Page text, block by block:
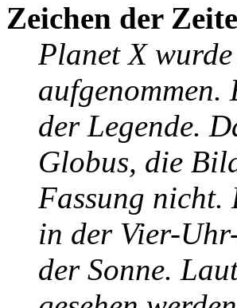
Zeichen der
Planet X
der Legende.
Globus, die
Fassung nicht.
in der Vier-
der Sonne.